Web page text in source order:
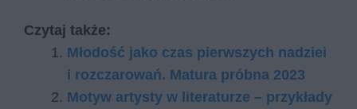
Czytaj także:
Młodość jako czas pierwszych nadziei
i rozczarowań. Matura próbna 2023
Motyw artysty w literaturze – przykłady